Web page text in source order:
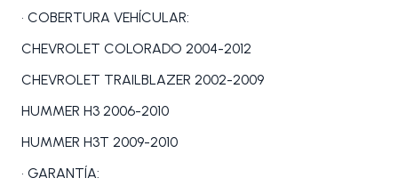
• COBERTURA VEHÍCULAR:
CHEVROLET COLORADO 2004-2012
CHEVROLET TRAILBLAZER 2002-2009
HUMMER H3 2006-2010
HUMMER H3T 2009-2010
• GARANTÍA: